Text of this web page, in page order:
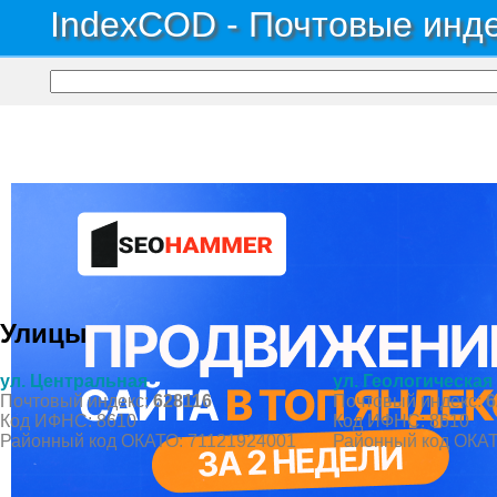
IndexCOD - Почтовые
Почтовые индексы России, ОКАТО, коды ИФНС, коды регионов ГИБДД
Село Каменное
Улицы
ул. Центральная
Почтовый индекс:628116
Код ИФНС: 8610
Районный код ОКАТО: 71121924001
ул. Геологическая
Почтовый индекс:
Код ИФНС: 8610
Районный код